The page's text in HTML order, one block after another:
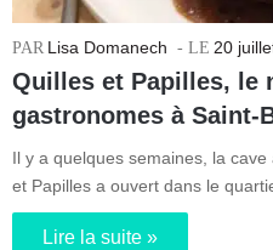
Lisa Domanech 20
Quilles et Papilles, le
gastronomes à Saint-
Il y a quelques semaines, la
et Papilles a ouvert dans le
Lire la suite »